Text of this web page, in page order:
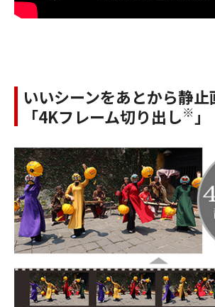
いいシーンをあとから静止
「4Kフレーム切り出し※ 」